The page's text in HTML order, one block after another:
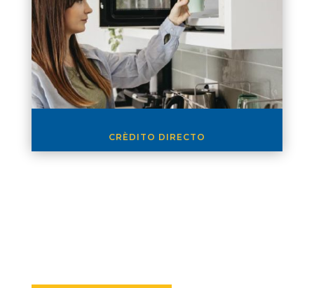
CRÈDITO DIRECTO